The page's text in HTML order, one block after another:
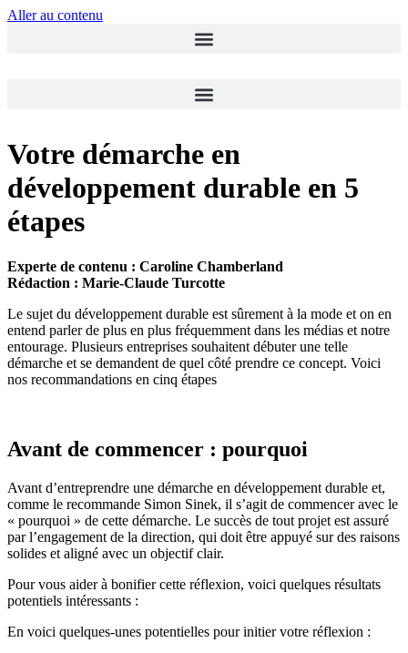
Aller au contenu
Votre démarche en
développement durable en 5
étapes
Experte de contenu : Caroline Chamberland
Rédaction : Marie-Claude Turcotte
Le sujet du développement durable est sûrement à la mode et on en
entend parler de plus en plus fréquemment dans les médias et notre
entourage. Plusieurs entreprises souhaitent débuter une telle
démarche et se demandent de quel côté prendre ce concept. Voici
nos recommandations en cinq étapes
Avant de commencer : pourquoi
Avant d’entreprendre une démarche en développement durable et,
comme le recommande Simon Sinek, il s’agit de commencer avec le
« pourquoi » de cette démarche. Le succès de tout projet est assuré
par l’engagement de la direction, qui doit être appuyé sur des raisons
solides et aligné avec un objectif clair.
Pour vous aider à bonifier cette réflexion, voici quelques résultats
potentiels intéressants :
En voici quelques-unes potentielles pour initier votre réflexion :